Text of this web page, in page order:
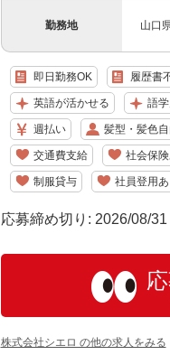
勤務地 山口
即日勤務OK 履歴書
英語が活かせる 語
週払い 髪型・髪色
交通費支給 社会保険
制服貸与 社員登用あ
応募締め切り: 2026/08/
株式会社シエロ の他の求人をみる